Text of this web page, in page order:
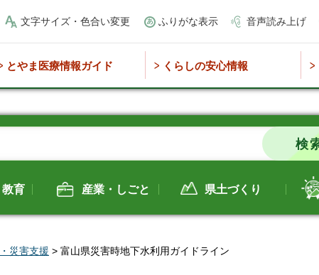
文字サイズ・色合い変更 ふりがな表示 音声読み上げ
とやま医療情報ガイド くらしの安心情報
教育 産業・しごと 県土づくり
災害支援 > 富山県災害時地下水利用ガイドライン